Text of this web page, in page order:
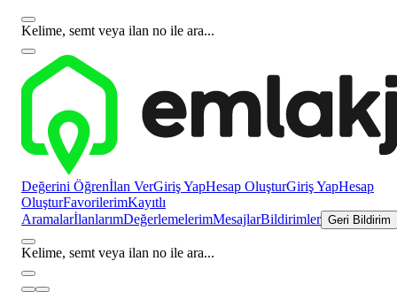
Kelime, semt veya ilan no ile ara...
Değerini Öğrenİlan VerGiriş YapHesap OluşturGiriş YapHesap
OluşturFavorilerimKayıtlı
AramalarİlanlarımDeğerlemelerimMesajlarBildirimler Geri Bildirim
Kelime, semt veya ilan no ile ara...